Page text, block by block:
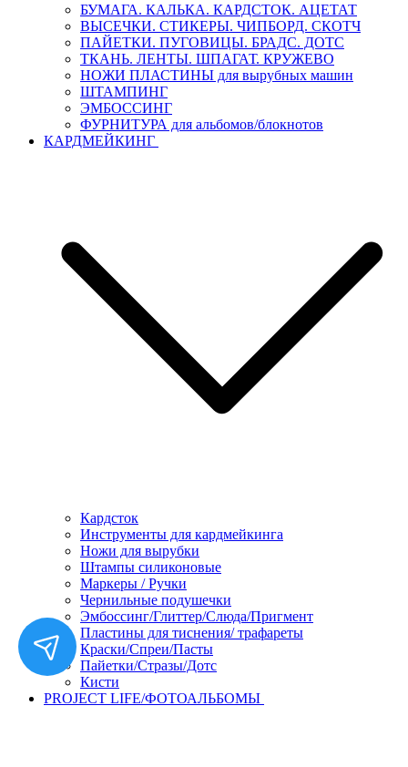
БУМАГА. КАЛЬКА. КАРДСТОК. АЦЕТАТ
ВЫСЕЧКИ. СТИКЕРЫ. ЧИПБОРД. СКОТЧ
ПАЙЕТКИ. ПУГОВИЦЫ. БРАДС. ДОТС
ТКАНЬ. ЛЕНТЫ. ШПАГАТ. КРУЖЕВО
НОЖИ ПЛАСТИНЫ для вырубных машин
ШТАМПИНГ
ЭМБОССИНГ
ФУРНИТУРА для альбомов/блокнотов
КАРДМЕЙКИНГ
Кардсток
Инструменты для кардмейкинга
Ножи для вырубки
Штампы силиконовые
Маркеры / Ручки
Чернильные подушечки
Эмбоссинг/Глиттер/Слюда/Пригмент
Пластины для тиснения/ трафареты
Краски/Спреи/Пасты
Пайетки/Стразы/Дотс
Кисти
PROJECT LIFE/ФОТОАЛЬБОМЫ